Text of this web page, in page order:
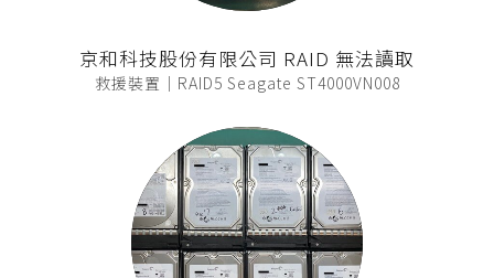
京和科技股份有限公司 RAID 無法讀取
救援裝置｜RAID5 Seagate ST4000VN008